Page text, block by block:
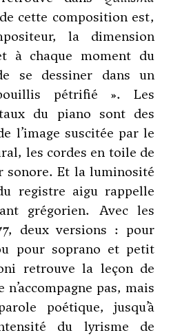
cette composition est,
la dimension
à chaque moment du
se dessiner dans un
pétrifié ». Les
du piano sont des
l’image suscitée par le
les cordes en toile de
sonore. Et la luminosité
registre aigu rappelle
grégorien. Avec les
deux versions : pour
pour soprano et petit
retrouve la leçon de
pas, mais
poétique, jusqu’à
du lyrisme de